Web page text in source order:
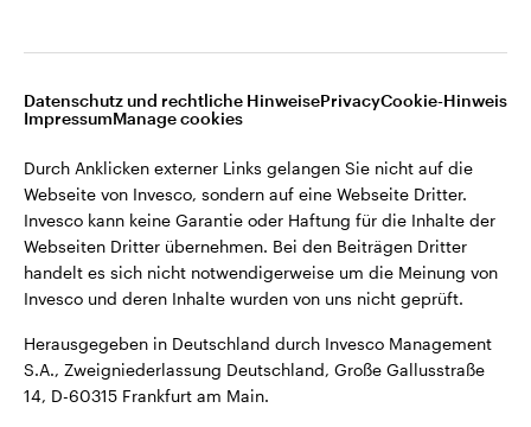
Datenschutz und rechtliche HinweisePrivacyCookie-Hinweis
ImpressumManage cookies
Durch Anklicken externer Links gelangen Sie nicht auf die
Webseite von Invesco, sondern auf eine Webseite Dritter.
Invesco kann keine Garantie oder Haftung für die Inhalte der
Webseiten Dritter übernehmen. Bei den Beiträgen Dritter
handelt es sich nicht notwendigerweise um die Meinung von
Invesco und deren Inhalte wurden von uns nicht geprüft.
Herausgegeben in Deutschland durch Invesco Management
S.A., Zweigniederlassung Deutschland, Große Gallusstraße
14, D-60315 Frankfurt am Main.